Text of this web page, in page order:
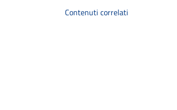
Contenuti correlati